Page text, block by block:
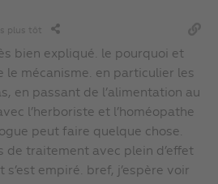
plus tôt
bien expliqué. le pourquoi et
le mécanisme. en particulier les
en passant de l’alimentation au
l’herboriste et l’homéopathe
peut faire quelque chose.
de traitement avec plein d’effet
empiré. bref, j’espère voir